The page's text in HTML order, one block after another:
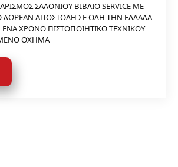
ΣΑΛΟΝΙΟΥ ΒΙΒΛΙΟ SERVICE ΜΕ
ΔΩΡΕΑΝ ΑΠΟΣΤΟΛΗ ΣΕ ΟΛΗ ΤΗΝ ΕΛΛΑΔΑ
ΕΝΑ ΧΡΟΝΟ ΠΙΣΤΟΠΟΙΗΤΙΚΟ ΤΕΧΝΙΚΟΥ
ΟΧΗΜΑ